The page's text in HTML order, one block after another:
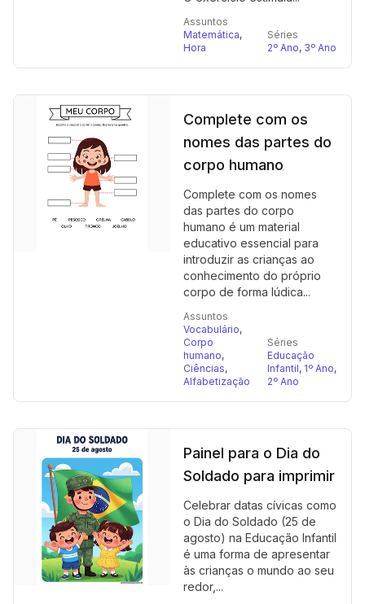
Assuntos
Matemática,
Hora
Séries
2º Ano, 3º Ano
Complete com os
nomes das partes do
corpo humano
Complete com os nomes
das partes do corpo
humano é um material
educativo essencial para
introduzir as crianças ao
conhecimento do próprio
corpo de forma lúdica...
Assuntos
Vocabulário,
Corpo
humano,
Ciências,
Alfabetização
Séries
Educação
Infantil, 1º Ano,
2º Ano
Painel para o Dia do
Soldado para imprimir
Celebrar datas cívicas como
o Dia do Soldado (25 de
agosto) na Educação Infantil
é uma forma de apresentar
às crianças o mundo ao seu
redor,...